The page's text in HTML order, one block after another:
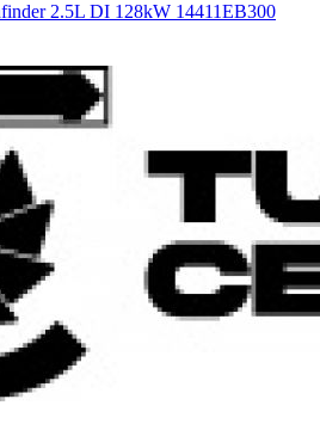
2.5L DI 128kW 14411EB300